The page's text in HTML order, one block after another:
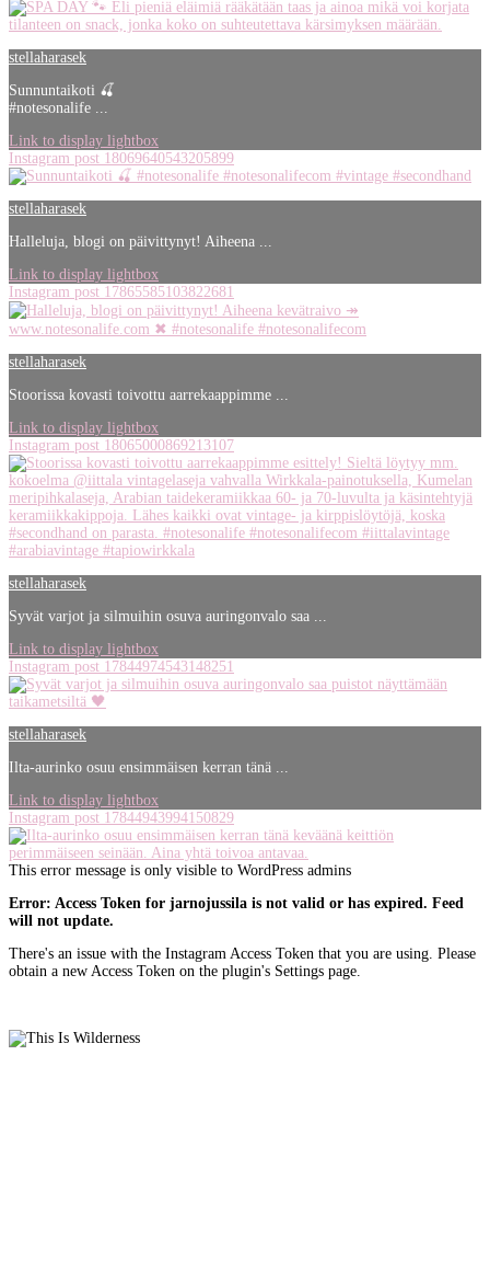
stellaharasek
Sunnuntaikoti 🍒
#notesonalife ...
Link to display lightbox
Instagram post 18069640543205899
stellaharasek
Halleluja, blogi on päivittynyt! Aiheena ...
Link to display lightbox
Instagram post 17865585103822681
stellaharasek
Stoorissa kovasti toivottu aarrekaappimme ...
Link to display lightbox
Instagram post 18065000869213107
stellaharasek
Syvät varjot ja silmuihin osuva auringonvalo saa ...
Link to display lightbox
Instagram post 17844974543148251
stellaharasek
Ilta-aurinko osuu ensimmäisen kerran tänä ...
Link to display lightbox
Instagram post 17844943994150829
This error message is only visible to WordPress admins
Error: Access Token for jarnojussila is not valid or has expired. Feed
will not update.
There's an issue with the Instagram Access Token that you are using. Please
obtain a new Access Token on the plugin's Settings page.